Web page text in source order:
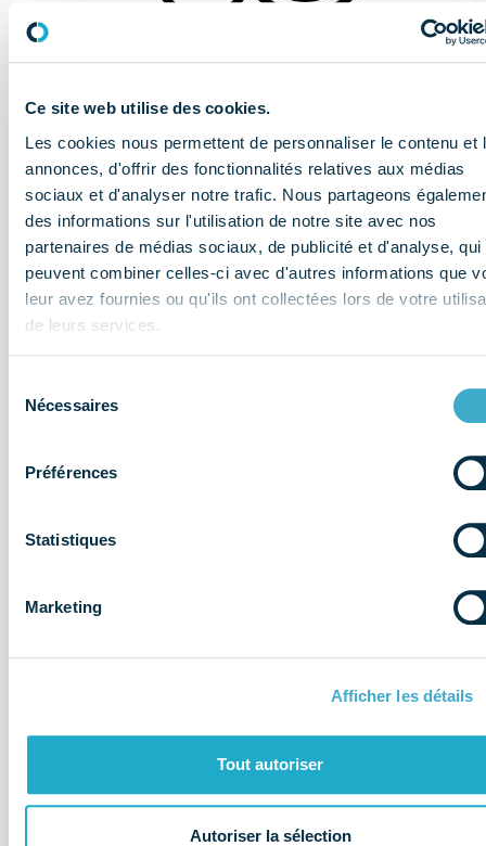
Ce site web utilise des cookies.
Les cookies nous permettent de personnaliser le contenu et
annonces, d'offrir des fonctionnalités relatives aux médias
sociaux et d'analyser notre trafic. Nous partageons
des informations sur l'utilisation de notre site avec nos
partenaires de médias sociaux, de publicité et d'analyse, qui
peuvent combiner celles-ci avec d'autres informations que
leur avez fournies ou qu'ils ont collectées lors de votre
de leurs services.
Nécessaires
Préférences
Statistiques
Marketing
Afficher les détails
Tout autoriser
Autoriser la sélection
Il y a 4 ans
Contrôle du marché par les autorités
au regard du règlement européen :
comment s’y préparer ? : replay du
disponibles